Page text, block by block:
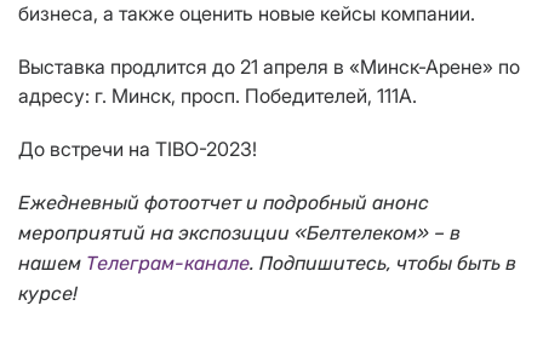
бизнеса, а также оценить новые кейсы компании.
Выставка продлится до 21 апреля в «Минск-Арене» по
адресу: г. Минск, просп. Победителей, 111А.
До встречи на TIBO-2023!
Ежедневный фотоотчет и подробный анонс
мероприятий на экспозиции «Белтелеком» – в
нашем Телеграм-канале. Подпишитесь, чтобы быть в
курсе!